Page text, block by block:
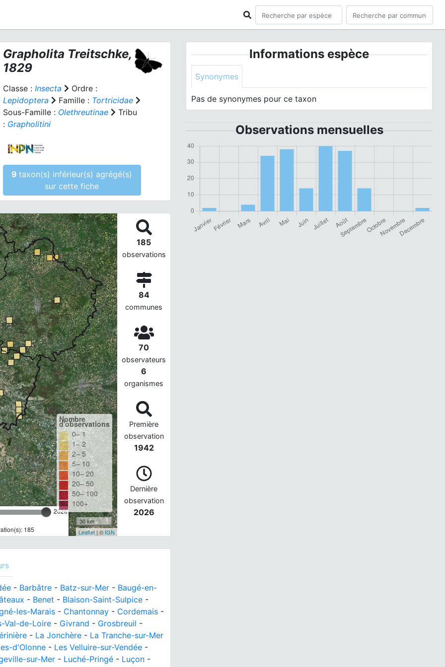
Grapholita Treitschke,
1829
Classe : Insecta
Ordre :
Lepidoptera
Famille : Tortricidae
Sous-Famille : Olethreutinae
Tribu
: Grapholitini
9taxon(s) inférieur(s) agrégé(s)
sur cette fiche
2026
185
Nombre
d'observations
0– 1
1– 2
2– 5
5– 10
10– 20
20– 50
50– 100
100+
30 km
Leaflet| © IGN
185
observations
84
communes
70
observateurs
6
organismes
Première
observation
1942
Dernière
observation
2026
- Barbâtre - Batz-sur-Mer - Baugé-en-
- Benet - Blaison-Saint-Sulpice -
les-Marais - Chantonnay - Cordemais -
Val-de-Loire - Givrand - Grosbreuil -
- La Jonchère - La Tranche-sur-Mer
d'Olonne - Les Velluire-sur-Vendée -
sur-Mer - Luché-Pringé - Luçon -
Informations espèce
Synonymes
Pas de synonymes pour ce taxon
Observations mensuelles